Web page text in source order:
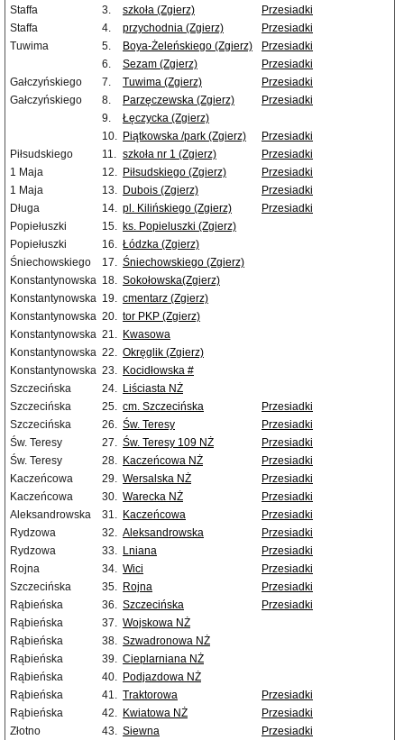
Staffa
3. szkoła (Zgierz)
Przesiadki
Staffa
4. przychodnia (Zgierz)
Przesiadki
Tuwima
5. Boya-Żeleńskiego (Zgierz)
Przesiadki
6.
Sezam (Zgierz)
Przesiadki
Gałczyńskiego
7. Tuwima (Zgierz)
Przesiadki
Gałczyńskiego
8. Parzęczewska (Zgierz)
Przesiadki
9.
Łęczycka (Zgierz)
10. Piątkowska /park (Zgierz)
Przesiadki
Piłsudskiego
11. szkoła nr 1 (Zgierz)
Przesiadki
1 Maja
12. Piłsudskiego (Zgierz)
Przesiadki
1 Maja
13. Dubois (Zgierz)
Przesiadki
Długa
14. pl. Kilińskiego (Zgierz)
Przesiadki
Popiełuszki
15. ks. Popieluszki (Zgierz)
Popiełuszki
16. Łódzka (Zgierz)
Śniechowskiego
17. Śniechowskiego (Zgierz)
Konstantynowska 18. Sokołowska(Zgierz)
Konstantynowska 19. cmentarz (Zgierz)
Konstantynowska 20. tor PKP (Zgierz)
Konstantynowska 21. Kwasowa
Konstantynowska 22. Okręglik (Zgierz)
Konstantynowska 23. Kocidłowska #
Szczecińska
24. Liściasta NŻ
Szczecińska
25. cm. Szczecińska
Przesiadki
Szczecińska
26. Św. Teresy
Przesiadki
Św. Teresy
27. Św. Teresy 109 NŻ
Przesiadki
Św. Teresy
28. Kaczeńcowa NŻ
Przesiadki
Kaczeńcowa
29. Wersalska NŻ
Przesiadki
Kaczeńcowa
30. Warecka NŻ
Przesiadki
Aleksandrowska
31. Kaczeńcowa
Przesiadki
Rydzowa
32. Aleksandrowska
Przesiadki
Rydzowa
33. Lniana
Przesiadki
Rojna
34. Wici
Przesiadki
Szczecińska
35. Rojna
Przesiadki
Rąbieńska
36. Szczecińska
Przesiadki
Rąbieńska
37. Wojskowa NŻ
Rąbieńska
38. Szwadronowa NŻ
Rąbieńska
39. Cieplarniana NŻ
Rąbieńska
40. Podjazdowa NŻ
Rąbieńska
41. Traktorowa
Przesiadki
Rąbieńska
42. Kwiatowa NŻ
Przesiadki
Złotno
43. Siewna Przesiadki